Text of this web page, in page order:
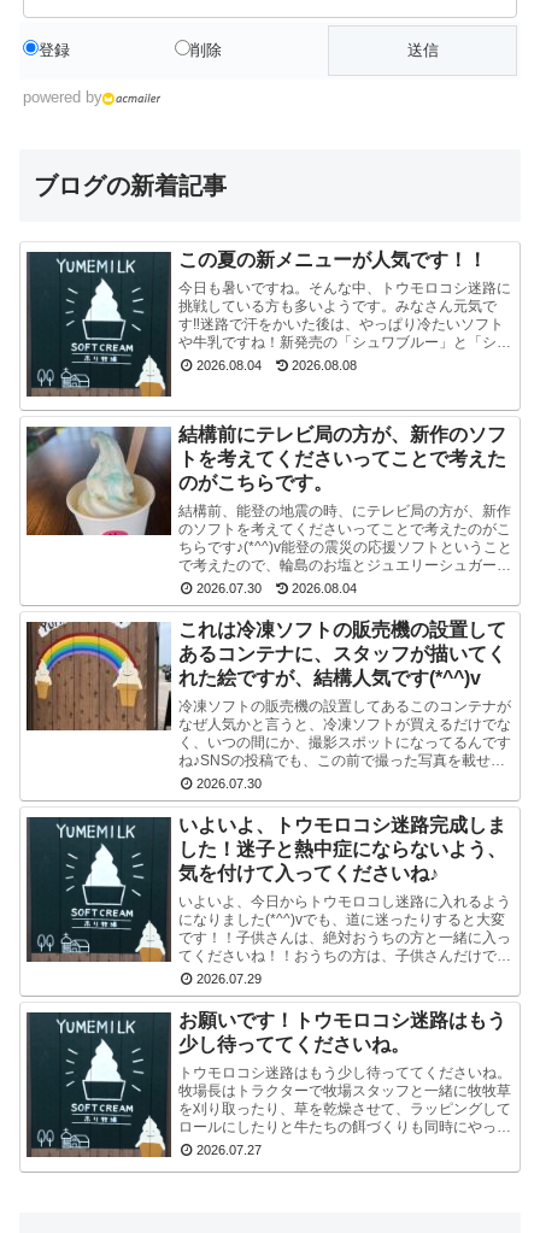
登録 削除
powered by
ブログの新着記事
この夏の新メニューが人気です！！
今日も暑いですね。そんな中、トウモロコシ迷路に
挑戦している方も多いようです。みなさん元気で
す‼迷路で汗をかいた後は、やっぱり冷たいソフト
や牛乳ですね！新発売の「シュワブルー」と「シュ
ワグリーン」が只今人気ですぐに売り切れてしまい
2026.08.04 2026.08.08
結構前にテレビ局の方が、新作のソフ
トを考えてくださいってことで考えた
のがこちらです。
結構前、能登の地震の時、にテレビ局の方が、新作
のソフトを考えてくださいってことで考えたのがこ
ちらです♪(*^^)v能登の震災の応援ソフトということ
で考えたので、輪島のお塩とジュエリーシュガーを
使い、海をイメージした水色のスマイルソフトを作
り...
2026.07.30 2026.08.04
これは冷凍ソフトの販売機の設置して
あるコンテナに、スタッフが描いてく
れた絵ですが、結構人気です(*^^)v
冷凍ソフトの販売機の設置してあるこのコンテナが
なぜ人気かと言うと、冷凍ソフトが買えるだけでな
く、いつの間にか、撮影スポットになってるんです
ね♪SNSの投稿でも、この前で撮った写真を載せて
る方多数です(^-^) かわいい写真が撮れますよ♪冷
凍...
2026.07.30
いよいよ、トウモロコシ迷路完成しま
した！迷子と熱中症にならないよう、
気を付けて入ってくださいね♪
いよいよ、今日からトウモロコし迷路に入れるよう
になりました(*^^)vでも、道に迷ったりすると大変
です！！子供さんは、絶対おうちの方と一緒に入っ
てくださいね！！おうちの方は、子供さんだけで迷
路にはいかせないでくださいね！！よろしくおねが
いし...
2026.07.29
お願いです！トウモロコシ迷路はもう
少し待っててくださいね。
トウモロコシ迷路はもう少し待っててくださいね。
牧場長はトラクターで牧場スタッフと一緒に牧牧草
を刈り取ったり、草を乾燥させて、ラッピングして
ロールにしたりと牛たちの餌づくりも同時にやって
いるので、看板を立て切れていないんです。今はま
2026.07.27